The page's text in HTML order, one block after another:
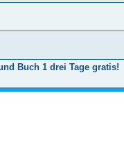
Buch 1 drei Tage gratis!